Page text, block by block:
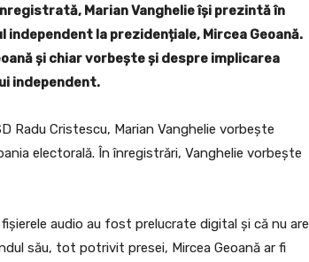
Marian Vanghelie își prezintă în
la prezidențiale, Mircea Geoană.
și chiar vorbește și despre implicarea
independent.
Radu Cristescu, Marian Vanghelie vorbește
electorală. În înregistrări, Vanghelie vorbește
audio au fost prelucrate digital și că nu are
său, tot potrivit presei, Mircea Geoană ar fi